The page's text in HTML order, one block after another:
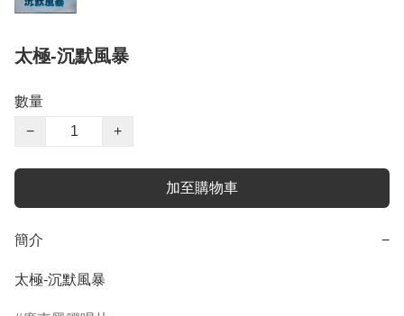
太極-沉默風暴
數量
−
+
加至購物車
簡介 −
太極-沉默風暴